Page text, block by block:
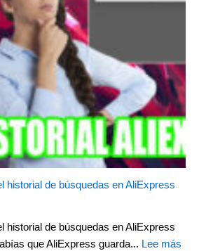
historial de búsquedas en AliExpress
historial de búsquedas en AliExpress
que AliExpress guarda... Lee más